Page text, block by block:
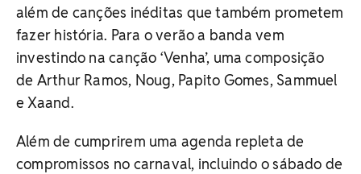
além de canções inéditas que também prometem
fazer história. Para o verão a banda vem
investindo na canção ‘Venha’, uma composição
de Arthur Ramos, Noug, Papito Gomes, Sammuel
e Xaand.
Além de cumprirem uma agenda repleta de
compromissos no carnaval, incluindo o sábado de